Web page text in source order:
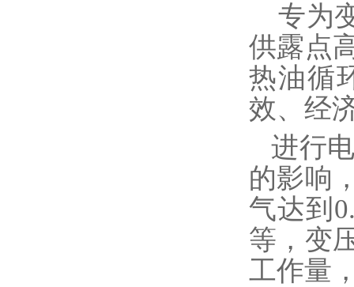
专为
供露点
热油循
效、经
进行
的影响
气达到
等，变
工作量